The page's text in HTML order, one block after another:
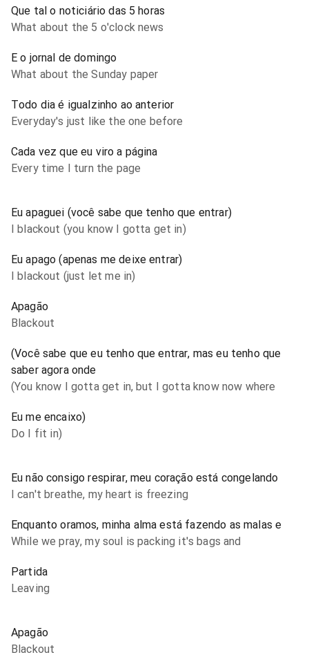
Que tal o noticiário das 5 horas
What about the 5 o'clock news
E o jornal de domingo
What about the Sunday paper
Todo dia é igualzinho ao anterior
Everyday's just like the one before
Cada vez que eu viro a página
Every time I turn the page
Eu apaguei (você sabe que tenho que entrar)
I blackout (you know I gotta get in)
Eu apago (apenas me deixe entrar)
I blackout (just let me in)
Apagão
Blackout
(Você sabe que eu tenho que entrar, mas eu tenho que
saber agora onde
(You know I gotta get in, but I gotta know now where
Eu me encaixo)
Do I fit in)
Eu não consigo respirar, meu coração está congelando
I can't breathe, my heart is freezing
Enquanto oramos, minha alma está fazendo as malas e
While we pray, my soul is packing it's bags and
Partida
Leaving
Apagão
Blackout